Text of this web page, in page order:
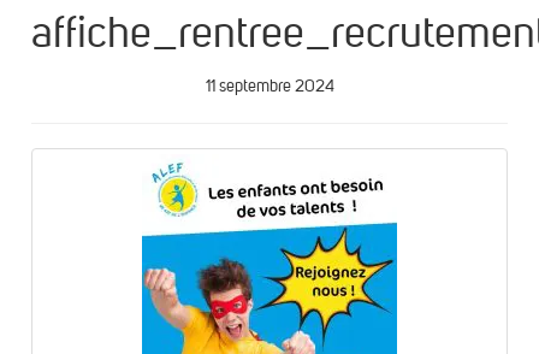
11 septembre 2024